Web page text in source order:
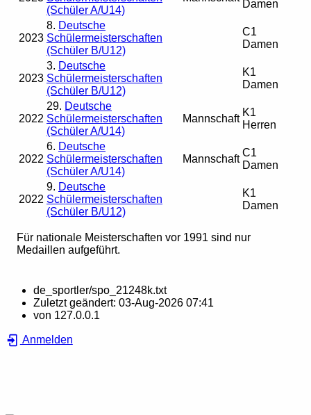
(Schüler A/U14)
Damen
2023
8. Deutsche
Schülermeisterschaften
(Schüler B/U12)
C1
Damen
2023
3. Deutsche
Schülermeisterschaften
(Schüler B/U12)
K1
Damen
2022
29. Deutsche
Schülermeisterschaften
(Schüler A/U14)
Mannschaft
K1
Herren
2022
6. Deutsche
Schülermeisterschaften
(Schüler A/U14)
Mannschaft
C1
Damen
2022
9. Deutsche
Schülermeisterschaften
(Schüler B/U12)
K1
Damen
Für nationale Meisterschaften vor 1991 sind nur
Medaillen aufgeführt.
de_sportler/spo_21248k.txt
Zuletzt geändert: 03-Aug-2026 07:41
von 127.0.0.1
Anmelden